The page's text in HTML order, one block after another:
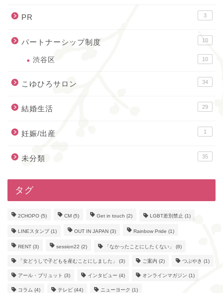
PR 3
パートナーシップ制度 10
渋谷区 10
こゆひろサロン 34
結婚生活 29
妊娠/出産 1
未分類 35
タグ
2CHOPO (5) CM (5) Get in touch (2) LGBT差別禁止 (1)
LINEスタンプ(1) OUT IN JAPAN (3) Rainbow Pride (1)
RENT (3) session22 (2) 「なかったことにしたくない」 (8)
「女どうしで子どもを産むことにしました」 (3) ご案内 (2) つぶやき (1)
アール・ブリュット (3) インタビュー (4) オンラインマガジン (1)
コラム (4) テレビ (44) ニューヨーク (1)